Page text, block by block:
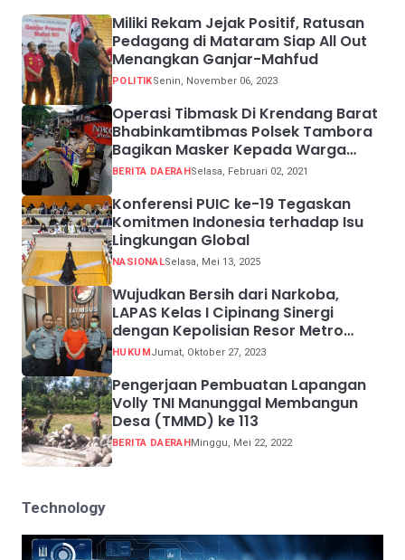
Miliki Rekam Jejak Positif, Ratusan
Pedagang di Mataram Siap All Out
Menangkan Ganjar-Mahfud
POLITIKSenin, November 06, 2023
Operasi Tibmask Di Krendang Barat
Bhabinkamtibmas Polsek Tambora
Bagikan Masker Kepada Warga
Pelanggar Prokes
BERITA DAERAHSelasa, Februari 02, 2021
Konferensi PUIC ke-19 Tegaskan
Komitmen Indonesia terhadap Isu
Lingkungan Global
NASIONALSelasa, Mei 13, 2025
Wujudkan Bersih dari Narkoba,
LAPAS Kelas I Cipinang Sinergi
dengan Kepolisian Resor Metro
Jakarta Barat
HUKUMJumat, Oktober 27, 2023
Pengerjaan Pembuatan Lapangan
Volly TNI Manunggal Membangun
Desa (TMMD) ke 113
BERITA DAERAHMinggu, Mei 22, 2022
Technology